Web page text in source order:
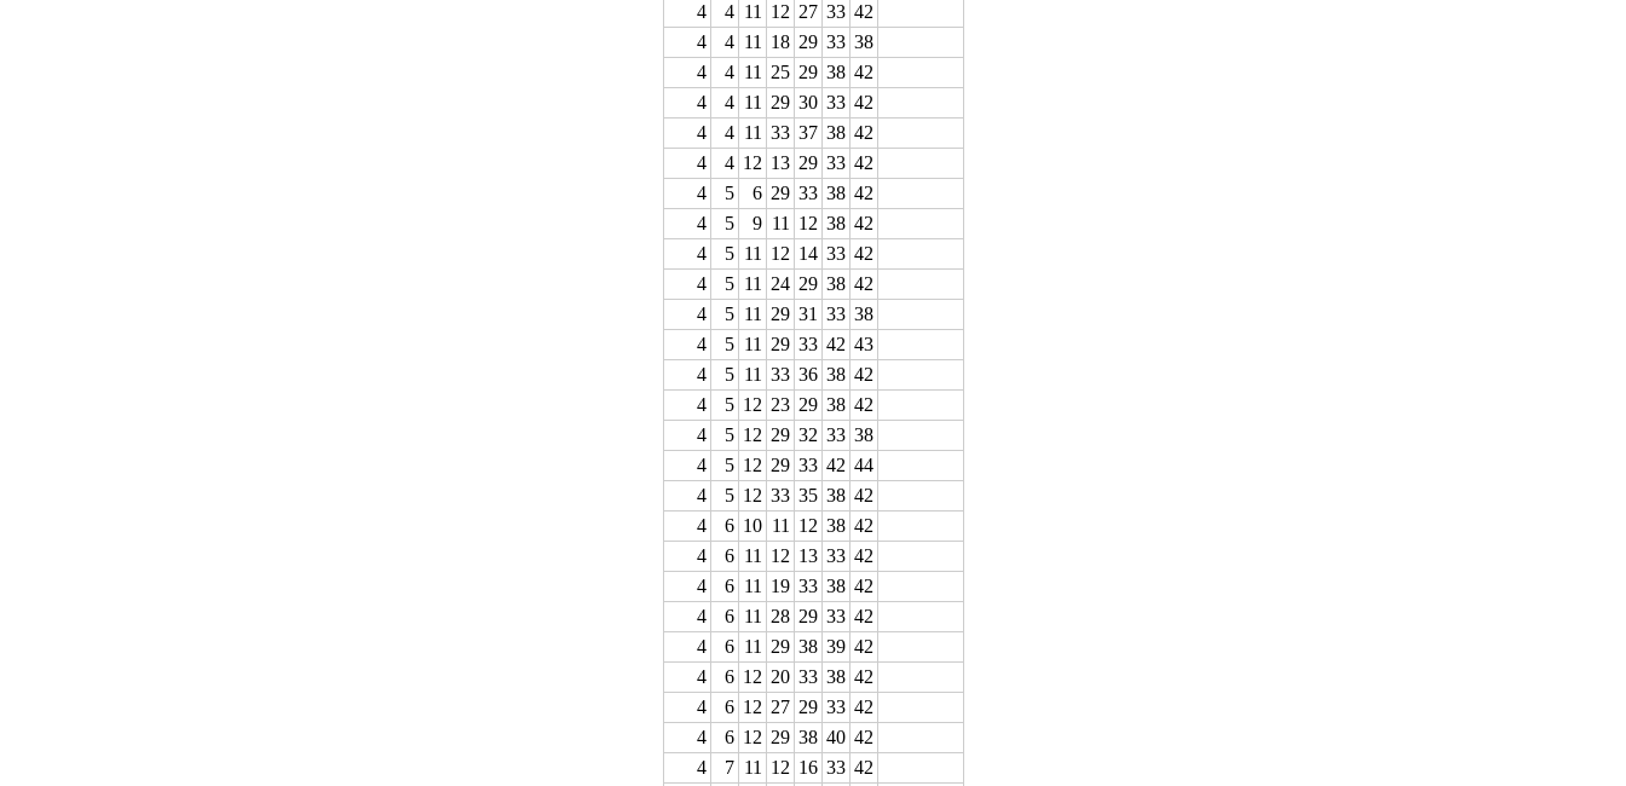
4
4 11 12 27 33 42
4
4 11 18 29 33 38
4
4 11 25 29 38 42
4
4 11 29 30 33 42
4
4 11 33 37 38 42
4
4 12 13 29 33 42
4
5 6 29 33 38 42
4
5 9 11 12 38 42
4
5 11 12 14 33 42
4
5 11 24 29 38 42
4
5 11 29 31 33 38
4
5 11 29 33 42 43
4
5 11 33 36 38 42
4
5 12 23 29 38 42
4
5 12 29 32 33 38
4
5 12 29 33 42 44
4
5 12 33 35 38 42
4
6 10 11 12 38 42
4
6 11 12 13 33 42
4
6 11 19 33 38 42
4
6 11 28 29 33 42
4
6 11 29 38 39 42
4
6 12 20 33 38 42
4
6 12 27 29 33 42
4
6 12 29 38 40 42
4
7 11 12 16 33 42